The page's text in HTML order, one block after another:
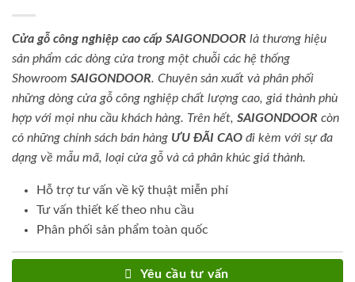
Cửa gỗ công nghiệp cao cấp SAIGONDOOR là thương hiệu
sản phẩm các dòng cửa trong một chuỗi các hệ thống
Showroom SAIGONDOOR. Chuyên sản xuất và phân phối
những dòng cửa gỗ công nghiệp chất lượng cao, giá thành phù
hợp với mọi nhu cầu khách hàng. Trên hết, SAIGONDOOR còn
có những chính sách bán hàng ƯU ĐÃI CAO đi kèm với sự đa
dạng về mẫu mã, loại cửa gỗ và cả phân khúc giá thành.
Hỗ trợ tư vấn về kỹ thuật miễn phí
Tư vấn thiết kế theo nhu cầu
Phân phối sản phẩm toàn quốc
Yêu cầu tư vấn